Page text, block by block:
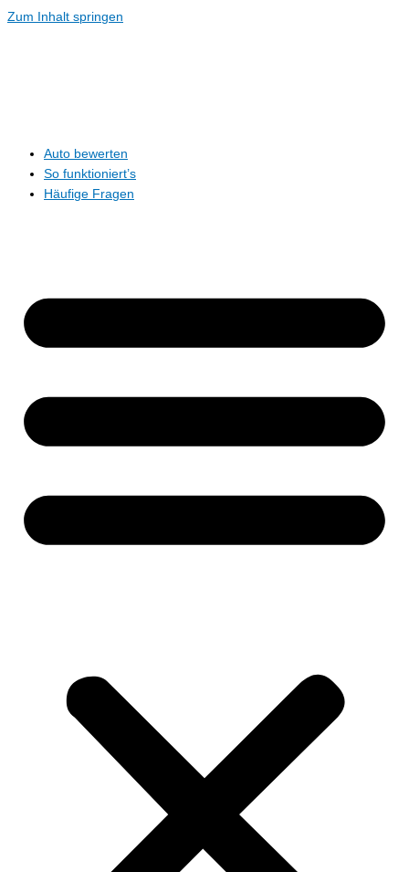
Zum Inhalt springen
Auto bewerten
So funktioniert’s
Häufige Fragen